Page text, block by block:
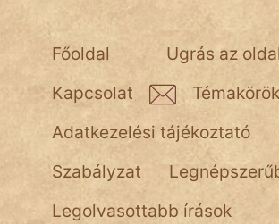
Ugrás az
Főoldal
Kapcsolat
Témakörök
Adatkezelési tájékoztató
Szabályzat
Legolvasottabb írások